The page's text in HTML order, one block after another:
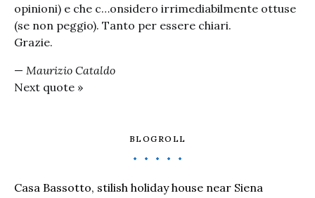
opinioni) e che c…onsidero irrimediabilmente ottuse
(se non peggio). Tanto per essere chiari.
Grazie.
— Maurizio Cataldo
Next quote »
BLOGROLL
Casa Bassotto, stilish holiday house near Siena